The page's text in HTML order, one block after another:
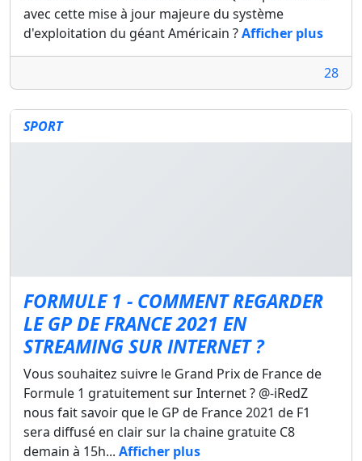
avec cette mise à jour majeure du système
d'exploitation du géant Américain ?Afficher plus
28
SPORT
FORMULE 1 - COMMENT REGARDER
LE GP DE FRANCE 2021 EN
STREAMING SUR INTERNET ?
Vous souhaitez suivre le Grand Prix de France de
Formule 1 gratuitement sur Internet ? @-iRedZ
nous fait savoir que le GP de France 2021 de F1
sera diffusé en clair sur la chaine gratuite C8
demain à 15h... Afficher plus